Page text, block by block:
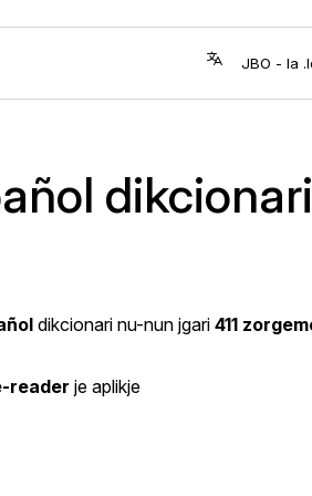
dikcionari
dikcionari nu-nun jgari 411
reader je aplikje